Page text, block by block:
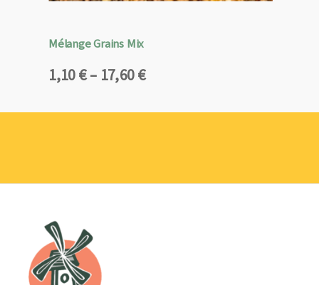
Mélange Grains Mix
1,10€– 17,60€
Plage
prix :